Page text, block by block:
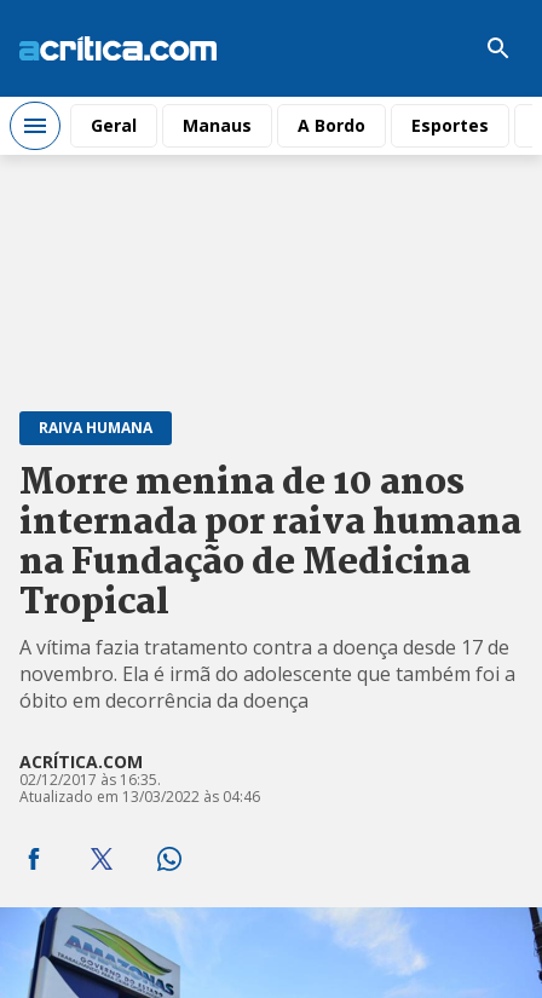
Geral Manaus A Bordo Esportes
RAIVA HUMANA
Morre menina de 10 anos
internada por raiva humana
na Fundação de Medicina
Tropical
A vítima fazia tratamento contra a doença desde 17 de
novembro. Ela é irmã do adolescente que também foi a
óbito em decorrência da doença
ACRÍTICA.COM
02/12/2017 às 16:35.
Atualizado em 13/03/2022 às 04:46